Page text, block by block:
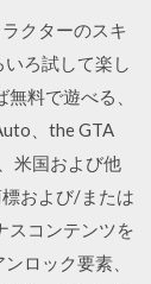
クターのスキ
ろ試して楽し
料で遊べる、
、the GTA
米国および他
および/または
スコンテンツを
ロック要素、